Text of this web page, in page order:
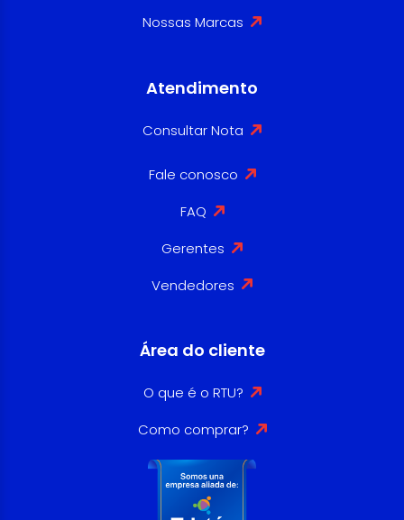
Nossas Marcas
Atendimento
Consultar Nota
Fale conosco
FAQ
Gerentes
Vendedores
Área do cliente
O que é o RTU?
Como comprar?